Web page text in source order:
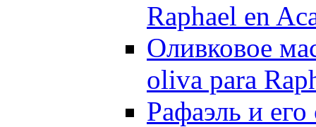
Raphael en
Оливковое
oliva para
Рафаэль и